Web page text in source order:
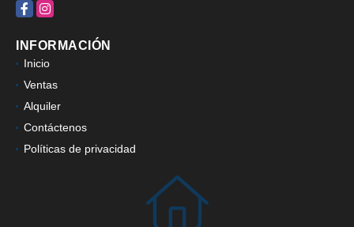
FacebookInstagram
INFORMACIÓN
Inicio
Ventas
Alquiler
Contáctenos
Políticas de privacidad